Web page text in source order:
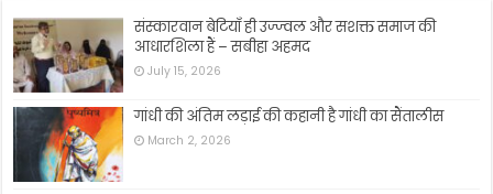
संस्कारवान बेटियाँ ही उज्ज्वल और सशक्त समाज की
आधारशिला हैं – सबीहा अहमद
July 15, 2026
गांधी की अंतिम लड़ाई की कहानी है गांधी का सैंतालीस
March 2, 2026